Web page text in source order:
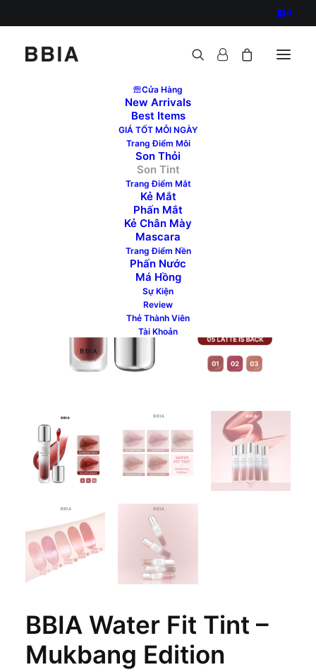
Cửa Hàng
New Arrivals
Best Items
GIÁ TỐT MỖI NGÀY
Trang Điểm Môi
Son Thỏi
Son Tint
Trang Điểm Mắt
Kẻ Mắt
Phấn Mắt
Kẻ Chân Mày
Mascara
Trang Điểm Nền
Phấn Nước
Má Hồng
Sự Kiện
Review
Thẻ Thành Viên
Tài Khoản
BBIA Water Fit Tint –
Mukbang Edition